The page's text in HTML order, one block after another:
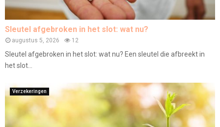
Sleutel afgebroken in het slot: wat nu?
augustus 5, 2026 12
Sleutel afgebroken in het slot: wat nu? Een sleutel die afbreekt in
het slot...
Verzekeringen